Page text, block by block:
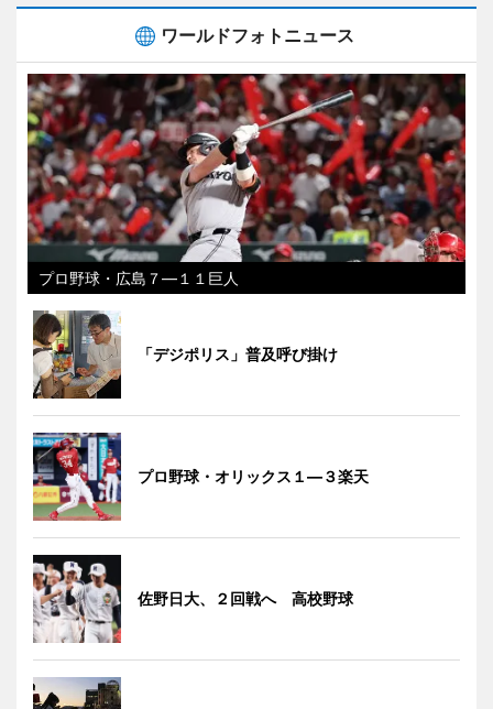
ワールドフォトニュース
プロ野球・広島７―１１巨人
「デジポリス」普及呼び掛け
プロ野球・オリックス１―３楽天
佐野日大、２回戦へ 高校野球